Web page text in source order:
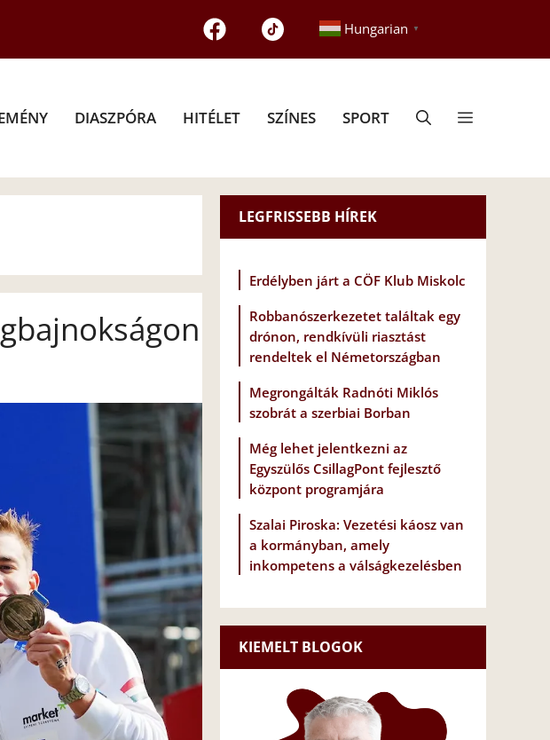
Hungarian ▼
DIASZPÓRA HITÉLET SZÍNES SPORT
LEGFRISSEBB HÍREK
Erdélyben járt a CÖF Klub Miskolc
Robbanószerkezetet találtak egy
drónon, rendkívüli riasztást
rendeltek el Németországban
Megrongálták Radnóti Miklós
szobrát a szerbiai Borban
Még lehet jelentkezni az
Egyszülős CsillagPont fejlesztő
központ programjára
Szalai Piroska: Vezetési káosz van
a kormányban, amely
inkompetens a válságkezelésben
KIEMELT BLOGOK